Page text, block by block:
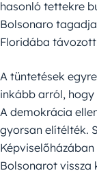
hasonló tettekre
Bolsonaro
Floridába
A tüntetések
inkább arról,
A demokrácia
gyorsan elítélték.
Bolsonarot vissza